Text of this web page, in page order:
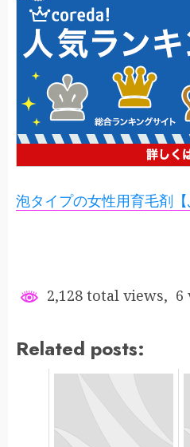
泡タイプの女性用育毛剤【
2,128 total views, 6
Related posts: